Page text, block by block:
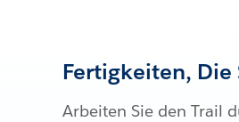
Fertigkeiten, Die
Arbeiten Sie den Trail